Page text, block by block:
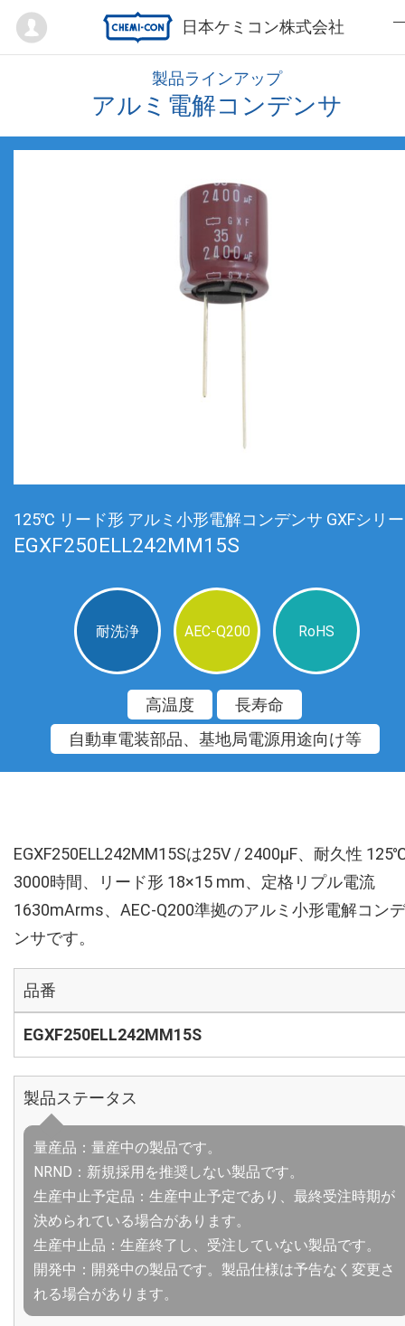
日本ケミコン株式会社
Mypage
製品ラインアップ
アルミ電解コンデンサ
125℃ リード形 アルミ小形電解コンデンサ GXFシリ
EGXF250ELL242MM15S
耐洗浄 AEC-Q200 RoHS
高温度
長寿命
自動車電装部品、基地局電源用途向け等
EGXF250ELL242MM15Sは25V / 2400µF、耐久性
3000時間、リード形 18×15 mm、定格リプル電流
1630mArms、AEC-Q200準拠のアルミ小形電解コンデ
ンサです。
品番
EGXF250ELL242MM15S
製品ステータス
量産品：量産中の製品です。
NRND：新規採用を推奨しない製品です。
生産中止予定品：生産中止予定であり、最終受注時期が
決められている場合があります。
生産中止品：生産終了し、受注していない製品です。
開発中：開発中の製品です。製品仕様は予告なく変更さ
れる場合があります。